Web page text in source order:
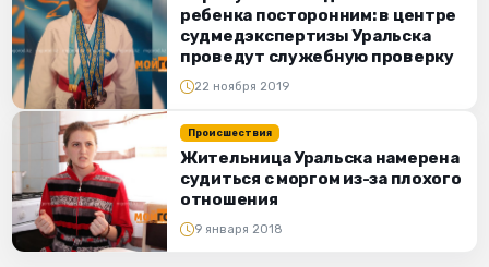
ребенка посторонним: в центре
судмедэкспертизы Уральска
проведут служебную проверку
22 ноября 2019
Происшествия
Жительница Уральска намерена
судиться с моргом из-за плохого
отношения
9 января 2018